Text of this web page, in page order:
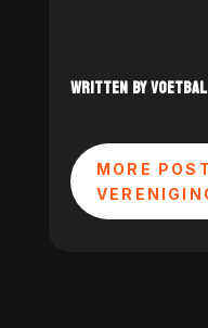
WRITTEN BY
MORE